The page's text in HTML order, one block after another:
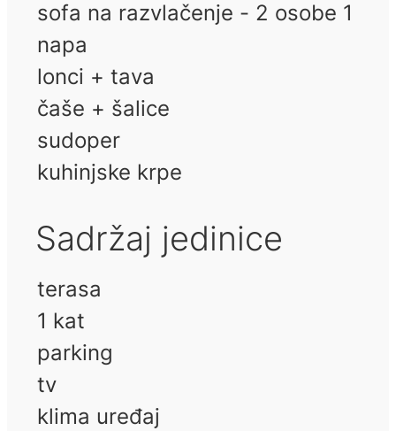
sofa na razvlačenje - 2 osobe 1
napa
lonci + tava
čaše + šalice
sudoper
kuhinjske krpe
Sadržaj jedinice
terasa
1 kat
parking
tv
klima uređaj